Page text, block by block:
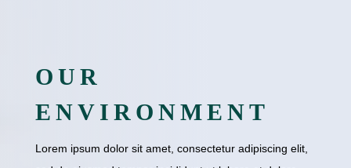
OUR
ENVIRONMENT
Lorem ipsum dolor sit amet, consectetur adipiscing elit,